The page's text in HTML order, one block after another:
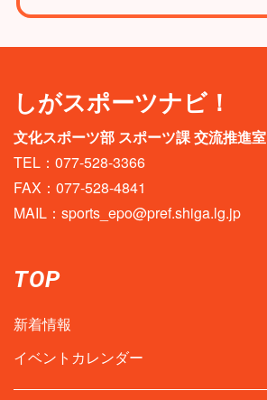
しがスポーツナビ！
文化スポーツ部 スポーツ課 交流推進室
TEL：077-528-3366
FAX：077-528-4841
MAIL： sports_epo@pref.shiga.lg.jp
TOP
新着情報
イベントカレンダー